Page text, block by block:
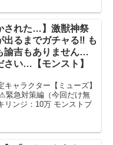
された…】激獣神祭
出るまでガチャる‼︎ も
諭吉もありません…
さい…【モンスト】
ャラクター【ミューズ】
緊急対策編（今回だけ無
リンジ：10万 モンストブ